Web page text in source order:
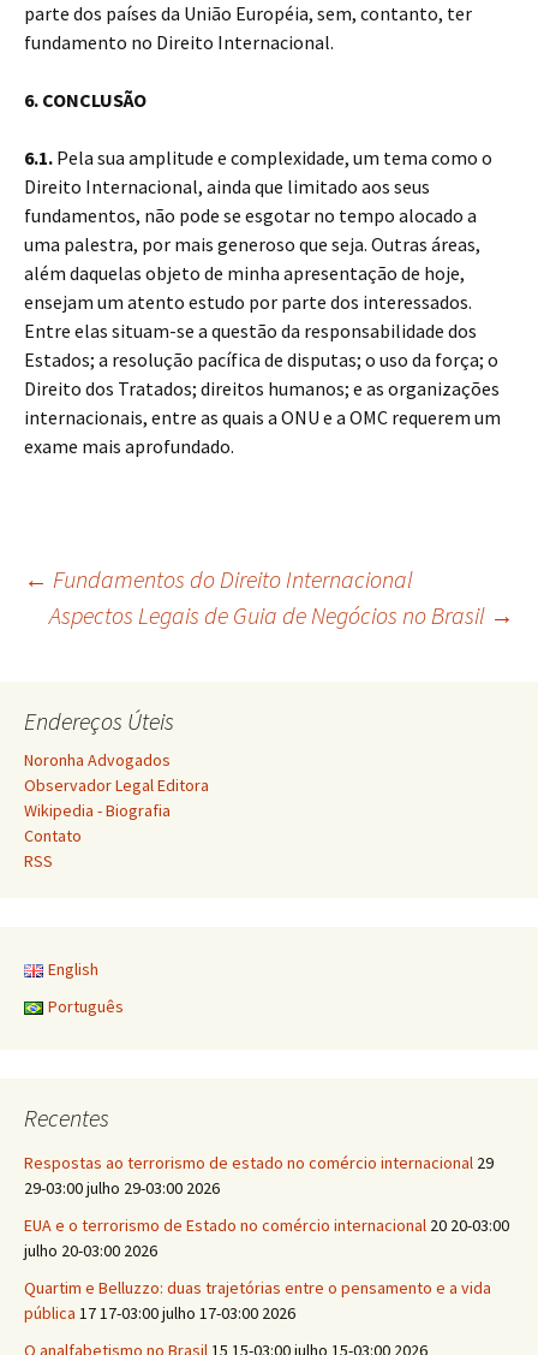
parte dos países da União Européia, sem, contanto, ter
fundamento no Direito Internacional.
6. CONCLUSÃO
6.1. Pela sua amplitude e complexidade, um tema como o
Direito Internacional, ainda que limitado aos seus
fundamentos, não pode se esgotar no tempo alocado a
uma palestra, por mais generoso que seja. Outras áreas,
além daquelas objeto de minha apresentação de hoje,
ensejam um atento estudo por parte dos interessados.
Entre elas situam-se a questão da responsabilidade dos
Estados; a resolução pacífica de disputas; o uso da força; o
Direito dos Tratados; direitos humanos; e as organizações
internacionais, entre as quais a ONU e a OMC requerem um
exame mais aprofundado.
Navegação
posts
← Fundamentos do Direito Internacional
Aspectos Legais de Guia de Negócios no Brasil →
Endereços Úteis
Noronha Advogados
Observador Legal Editora
Wikipedia - Biografia
Contato
RSS
English
Português
Recentes
Respostas ao terrorismo de estado no comércio internacional 29
29-03:00 julho 29-03:00 2026
EUA e o terrorismo de Estado no comércio internacional 20 20-03:00
julho 20-03:00 2026
Quartim e Belluzzo: duas trajetórias entre o pensamento e a vida
pública 17 17-03:00 julho 17-03:00 2026
O analfabetismo no Brasil 15 15-03:00 julho 15-03:00 2026